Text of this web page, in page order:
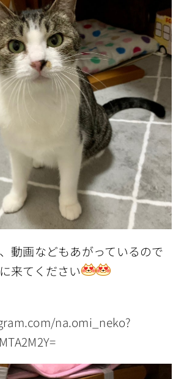
動画などもあがっているので
来てください
na.omi_neko?